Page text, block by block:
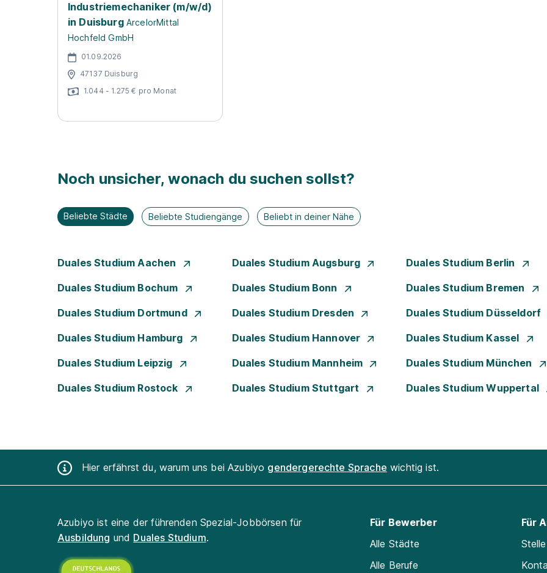
Industriemechaniker (m/w/d)
in Duisburg ArcelorMittal
Hochfeld GmbH
01.09.2026
47137 Duisburg
1.044 - 1.275 € pro Monat
Noch unsicher, wonach du suchen sollst?
Beliebte Städte Beliebte Studiengänge Beliebt in deiner Nähe
Duales Studium Aachen Duales Studium Augsburg Duales Studium Berlin
Duales Studium Bochum Duales Studium Bonn Duales Studium Bremen
Duales Studium Dortmund Duales Studium Dresden Duales Studium Düsseldorf
Duales Studium Hamburg Duales Studium Hannover Duales Studium Kassel
Duales Studium Leipzig Duales Studium Mannheim Duales Studium München
Duales Studium Rostock Duales Studium Stuttgart Duales Studium Wuppertal
Hier erfährst du, warum uns bei Azubiyo gendergerechte Sprache wichtig ist.
Azubiyo ist eine der führenden Spezial-Jobbörsen für
Ausbildung und Duales Studium.
Für Bewerber
Alle Städte
Alle Berufe
Für